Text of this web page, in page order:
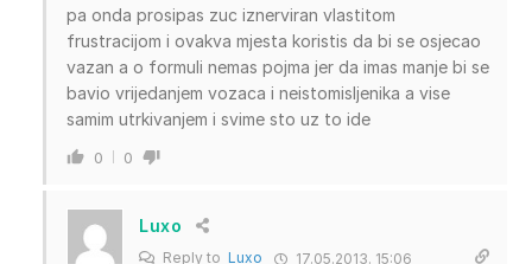
pa onda prosipas zuc iznerviran vlastitom
frustracijom i ovakva mjesta koristis da bi se osjecao
vazan a o formuli nemas pojma jer da imas manje bi se
bavio vrijedanjem vozaca i neistomisljenika a vise
samim utrkivanjem i svime sto uz to ide
0 0
Luxo
Reply to Luxo 17.05.2013. 15:06